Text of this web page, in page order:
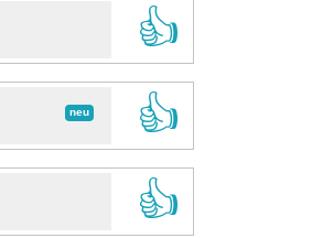
👍
neu
👍
👍